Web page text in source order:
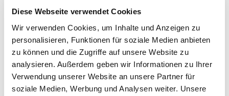
Diese Webseite verwendet Cookies
Wir verwenden Cookies, um Inhalte und Anzeigen zu
personalisieren, Funktionen für soziale Medien anbieten
zu können und die Zugriffe auf unsere Website zu
analysieren. Außerdem geben wir Informationen zu Ihrer
Verwendung unserer Website an unsere Partner für
soziale Medien, Werbung und Analysen weiter. Unsere
Weiterlesen